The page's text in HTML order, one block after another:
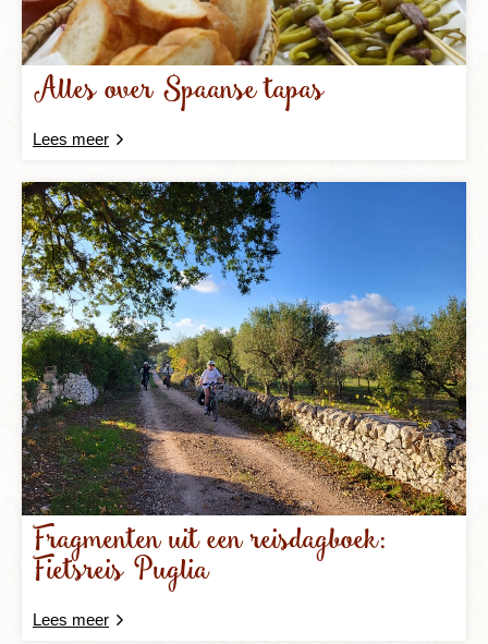
Alles over Spaanse tapas
Lees meer
Fragmenten uit een reisdagboek:
Fietsreis Puglia
Lees meer